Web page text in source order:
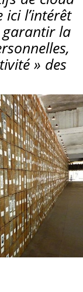
l’intérêt
garantir la
» des